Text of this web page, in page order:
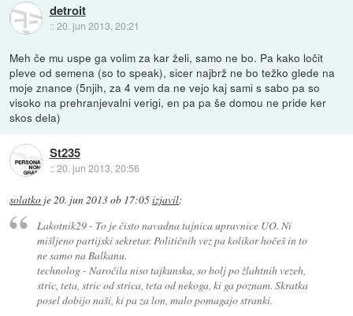
detroit
::20. jun 2013, 20:21
Meh če mu uspe ga volim za kar želi, samo ne bo. Pa kako ločit
pleve od semena (so to speak), sicer najbrž ne bo težko glede na
moje znance (5njih, za 4 vem da ne vejo kaj sami s sabo pa so
visoko na prehranjevalni verigi, en pa pa še domou ne pride ker
skos dela)
St235
::20. jun 2013, 20:56
solatko je20. jun 2013 ob 17:05izjavil:
Lakotnik29 - To je čisto navadna tajnica upravnice UO. Ni
mišljeno partijski sekretar. Političnih vez pa kolikor hočeš in to
ne samo na Balkanu.
technolog - Naročila niso tajkunska, so bolj po žlahtnih vezeh,
stric, teta, stric od strica, teta od nekoga, ki ga poznam. Skratka
posel dobijo naši, ki pa za lon, malo pomagajo stranki.